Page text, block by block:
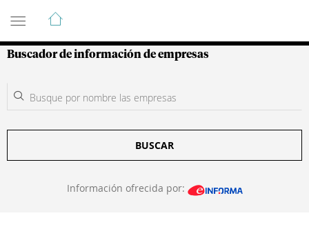
Guía de Empresas Colombianas
Buscador de información de empresas
BUSCAR
Información ofrecida por: